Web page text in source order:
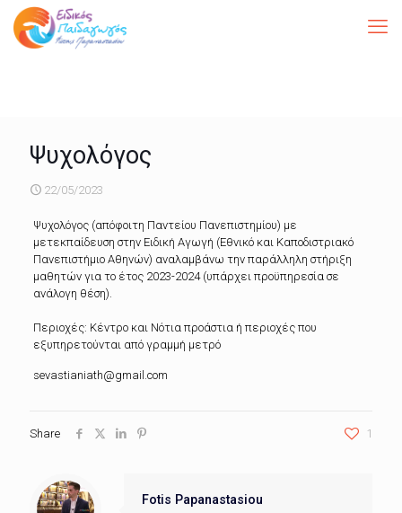
Ψυχολόγος
22/05/2023
Ψυχολόγος (απόφοιτη Παντείου Πανεπιστημίου) με
μετεκπαίδευση στην Ειδική Αγωγή (Εθνικό και Καποδιστριακό
Πανεπιστήμιο Αθηνών) αναλαμβάνω την παράλληλη στήριξη
μαθητών για το έτος 2023-2024 (υπάρχει προϋπηρεσία σε
ανάλογη θέση).
Περιοχές: Κέντρο και Νότια προάστια ή περιοχές που
εξυπηρετούνται από γραμμή μετρό
sevastianiath@gmail.com
Share 1
Fotis Papanastasiou